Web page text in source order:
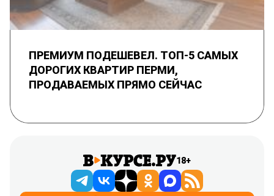
ПРЕМИУМ ПОДЕШЕВЕЛ. ТОП-5 САМЫХ
ДОРОГИХ КВАРТИР ПЕРМИ,
ПРОДАВАЕМЫХ ПРЯМО СЕЙЧАС
18+